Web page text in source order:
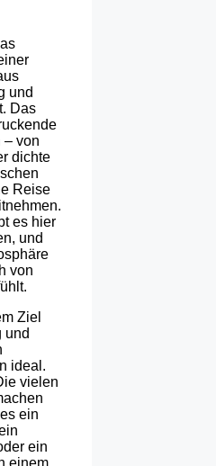
und
Das
– von
dichte
Reise
es hier
und
von
Ziel
und
ideal.
vielen
ein
ein
einem